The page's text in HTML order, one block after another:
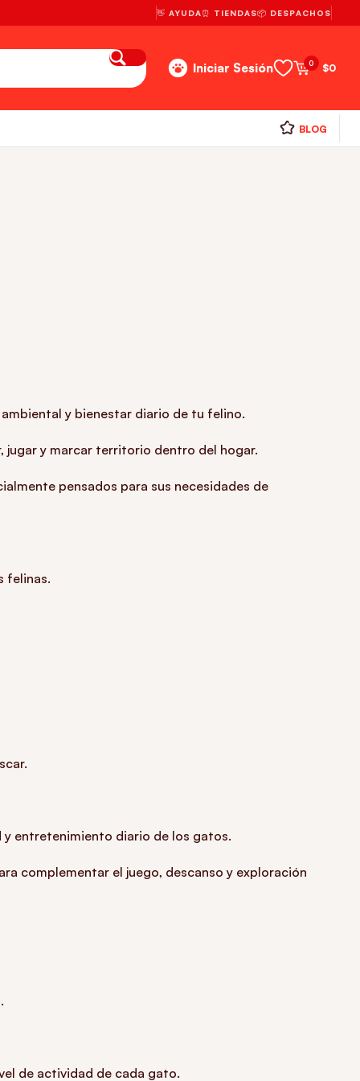
👋 AYUDA⏰ TIENDAS📦 DESPACHOS
Iniciar Sesión 0 $0
BLOG
y bienestar diario de tu felino.
jugar y marcar territorio dentro del hogar.
pensados para sus necesidades de
felinas.
y entretenimiento diario de los gatos.
complementar el juego, descanso y exploración
de actividad de cada gato.